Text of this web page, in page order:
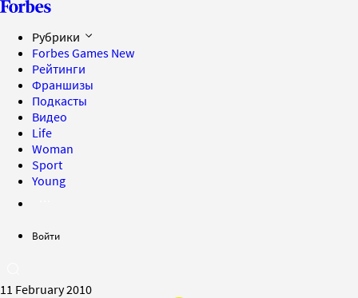
Рубрики
Forbes Games New
Рейтинги
Франшизы
Подкасты
Видео
Life
Woman
Sport
Young
Войти
11 February 2010